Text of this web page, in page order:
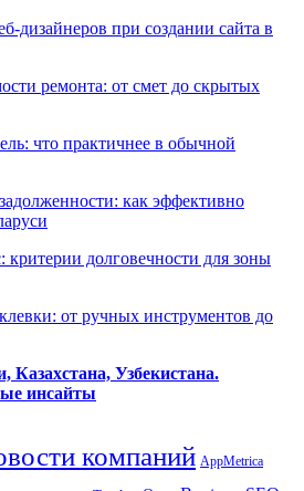
при создании сайта в
ремонта: от смет до скрытых
что практичнее в обычной
как эффективно
долговечности для зоны
от ручных инструментов до
Узбекистана.
инсайты
компаний AppMetrica